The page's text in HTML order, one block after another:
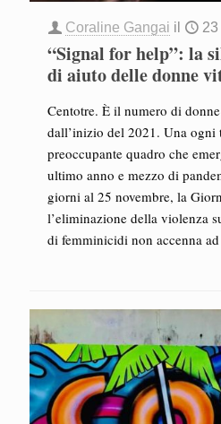
Coraline Gangai il 23
“Signal for help”: la
di aiuto delle donne
Centotre. È il numero di
dall’inizio del 2021. Una
preoccupante quadro che
ultimo anno e mezzo di
giorni al 25 novembre, la
l’eliminazione della violenza
di femminicidi non accenna ad